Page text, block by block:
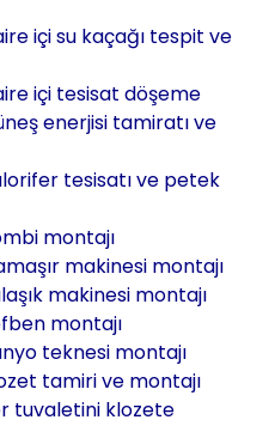
içi su kaçağı tespit ve
içi tesisat döşeme
enerjisi tamiratı ve
tesisatı ve petek
montajı
makinesi montajı
makinesi montajı
montajı
teknesi montajı
tamiri ve montajı
tuvaletini klozete